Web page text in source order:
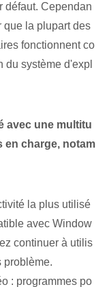
défaut. Cependan
que la plupart des
fonctionnent co
du système d'expl
avec une multitu
en charge, notam
la plus utilisé
avec Window
continuer à utilis
problème.
: programmes po